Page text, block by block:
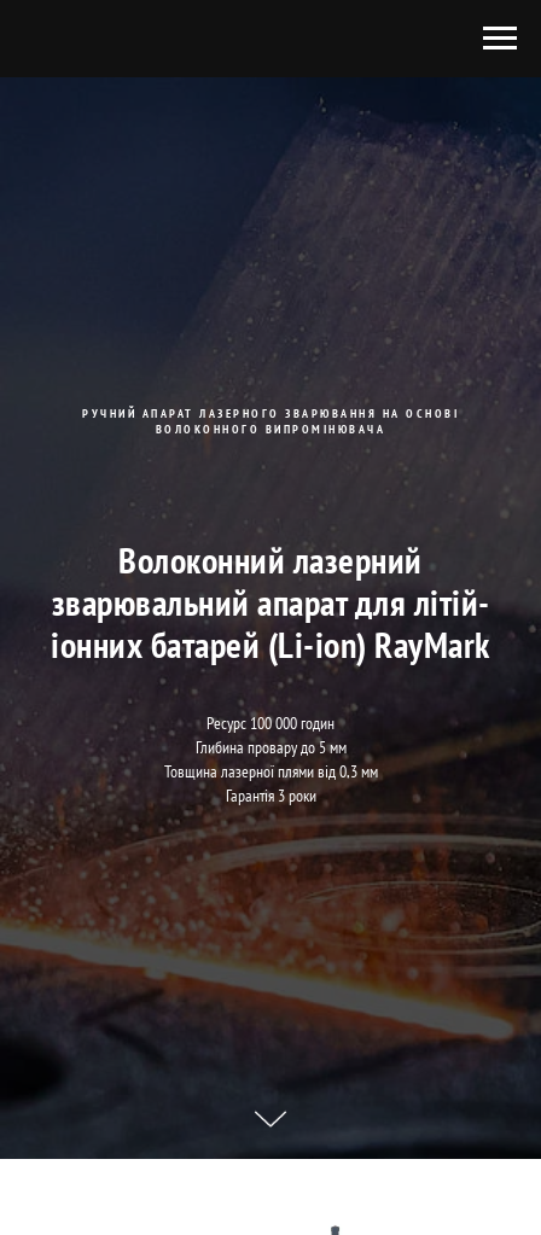
РУЧНИЙ АПАРАТ ЛАЗЕРНОГО ЗВАРЮВАННЯ НА ОСНОВІ
ВОЛОКОННОГО ВИПРОМІНЮВАЧА
Волоконний лазерний
зварювальний апарат для літій-
іонних батарей (Li-ion) RayMark
Ресурс 100 000 годин
Глибина провару до 5 мм
Товщина лазерної плями від 0,3 мм
Гарантія 3 роки